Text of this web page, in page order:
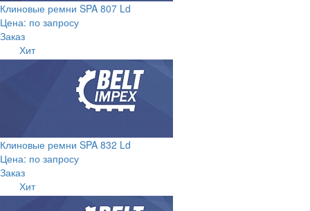
Клиновые ремни SPA 807 Ld
Цена: по запросу
Заказ
Хит
Клиновые ремни SPA 832 Ld
Цена: по запросу
Заказ
Хит